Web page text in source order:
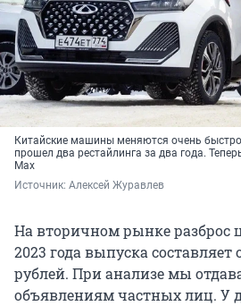
Китайские машины меняются очень
прошел два рестайлинга за два года.
Max
Источник: Алексей Журавлев
На вторичном рынке разброс
2023 года выпуска составляет
рублей. При анализе мы
объявлениям частных лиц. У